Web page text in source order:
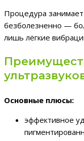
Процедура
безболезненно —
лишь лёгкие
Основные плюсы:
эффективное